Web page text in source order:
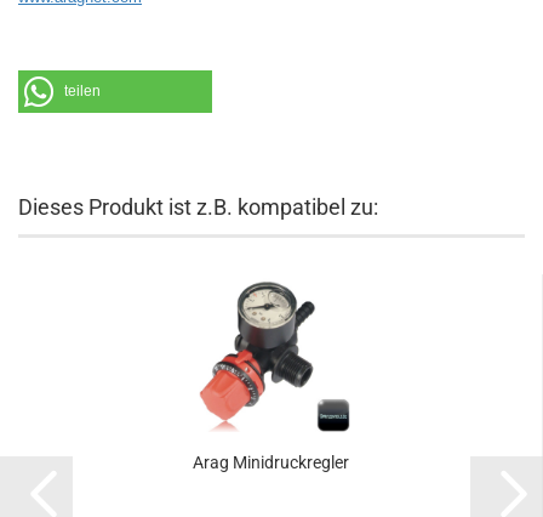
teilen
Dieses Produkt ist z.B. kompatibel zu:
Arag Minidruckregler